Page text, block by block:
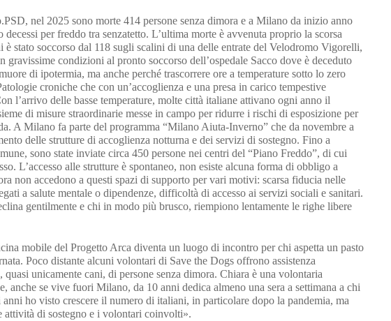
nel 2025 sono morte 414 persone senza dimora e a Milano da inizio anno
decessi per freddo tra senzatetto. L’ultima morte è avvenuta proprio la scorsa
è stato soccorso dal 118 sugli scalini di una delle entrate del Velodromo Vigorelli,
gravissime condizioni al pronto soccorso dell’ospedale Sacco dove è deceduto
di ipotermia, ma anche perché trascorrere ore a temperature sotto lo zero
croniche che con un’accoglienza e una presa in carico tempestive
l’arrivo delle basse temperature, molte città italiane attivano ogni anno il
di misure straordinarie messe in campo per ridurre i rischi di esposizione per
A Milano fa parte del programma “Milano Aiuta-Inverno” che da novembre a
delle strutture di accoglienza notturna e dei servizi di sostegno. Fino a
sono state inviate circa 450 persone nei centri del “Piano Freddo”, di cui
L’accesso alle strutture è spontaneo, non esiste alcuna forma di obbligo a
non accedono a questi spazi di supporto per vari motivi: scarsa fiducia nelle
a salute mentale o dipendenze, difficoltà di accesso ai servizi sociali e sanitari.
gentilmente e chi in modo più brusco, riempiono lentamente le righe libere
mobile del Progetto Arca diventa un luogo di incontro per chi aspetta un pasto
Poco distante alcuni volontari di Save the Dogs offrono assistenza
unicamente cani, di persone senza dimora. Chiara è una volontaria
anche se vive fuori Milano, da 10 anni dedica almeno una sera a settimana a chi
ho visto crescere il numero di italiani, in particolare dopo la pandemia, ma
attività di sostegno e i volontari coinvolti».